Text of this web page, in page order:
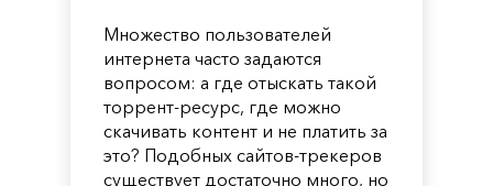
Множество пользователей
интернета часто задаются
вопросом: а где отыскать такой
торрент-ресурс, где можно
скачивать контент и не платить за
это? Подобных сайтов-трекеров
существует достаточно много, но